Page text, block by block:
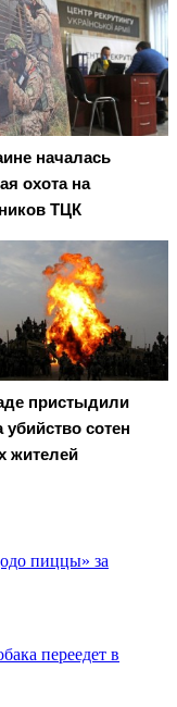
началась
охота на
ТЦК
пристыдили
сотен
жителей
пиццы» за
переедет в